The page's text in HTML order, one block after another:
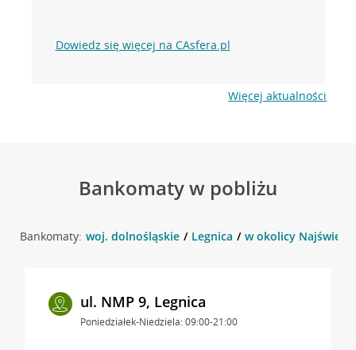
Dowiedz się więcej na CAsfera.pl
Więcej aktualności
Bankomaty w pobliżu
Bankomaty: woj. dolnośląskie Legnica w okolicy
ul. NMP 9, Legnica
Poniedziałek-Niedziela: 09:00-21:00